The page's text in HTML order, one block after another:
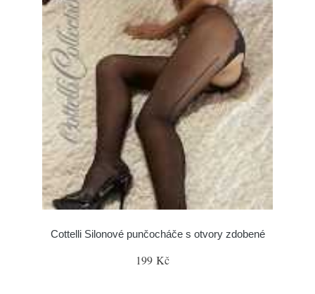
Cottelli Silonové punčocháče s otvory zdobené
199 Kč